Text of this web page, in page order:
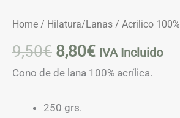
Home / Hilatura/Lanas / Acrilico 100%
9,50€ 8,80€ IVA Incluido
Cono de de lana 100% acrílica.
250 grs.